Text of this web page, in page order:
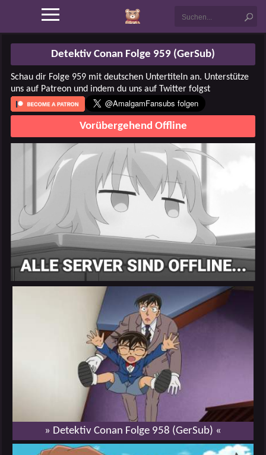
Detektiv Conan Folge 959 (GerSub)
Schau dir Folge 959 mit deutschen Untertiteln an. Unterstütze
uns auf Patreon und indem du uns auf Twitter folgst
Vorübergehend Offline
» Detektiv Conan Folge 958 (GerSub) «